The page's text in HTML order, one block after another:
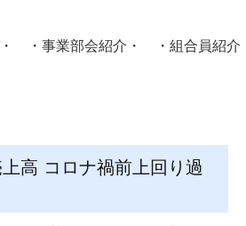
・ ・ 事業部会紹介 ・ ・ 組合員紹介
農林水産省・厚生労働省 認可
ン
高 コロナ禍前上回り過